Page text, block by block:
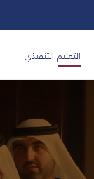
التعليم التنفيذي